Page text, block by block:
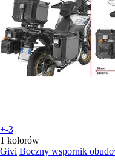
+-3
1 kolorów
Givi Boczny wspornik